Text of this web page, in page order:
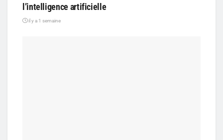
l’intelligence artificielle
il y a 1 semaine